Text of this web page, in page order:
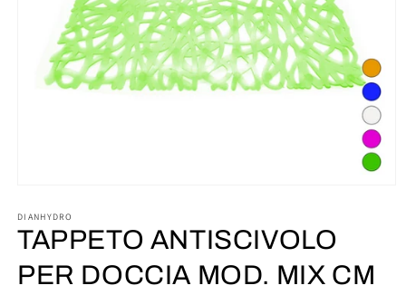
multimediali
1
modale
DIANHYDRO
TAPPETO ANTISCIVOLO
PER DOCCIA MOD. MIX CM